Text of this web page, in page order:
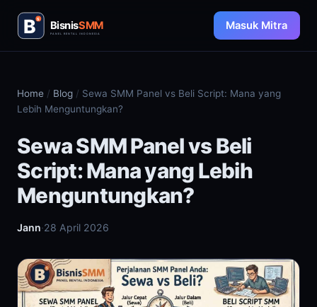
Masuk Mitra
Home / Blog / Sewa SMM Panel vs Beli Script: Mana yang
Lebih Menguntungkan?
Sewa SMM Panel vs Beli
Script: Mana yang Lebih
Menguntungkan?
Jann·28 April 2026